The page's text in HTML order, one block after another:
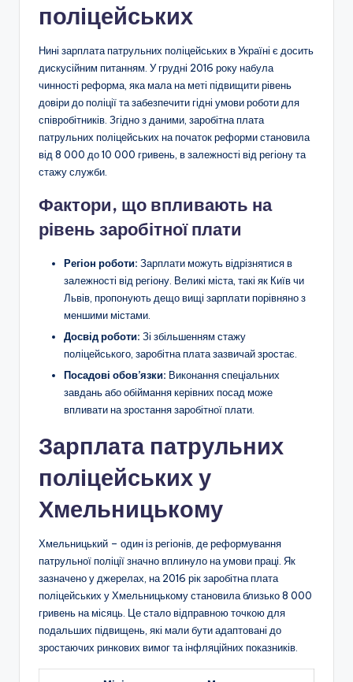
поліцейських
Нині зарплата патрульних поліцейських в Україні є досить
дискусійним питанням. У грудні 2016 року набула
чинності реформа, яка мала на меті підвищити рівень
довіри до поліції та забезпечити гідні умови роботи для
співробітників. Згідно з даними, заробітна плата
патрульних поліцейських на початок реформи становила
від 8 000 до 10 000 гривень, в залежності від регіону та
стажу служби.
Фактори, що впливають на
рівень заробітної плати
Регіон роботи: Зарплати можуть відрізнятися в
залежності від регіону. Великі міста, такі як Київ чи
Львів, пропонують дещо вищі зарплати порівняно з
меншими містами.
Досвід роботи: Зі збільшенням стажу
поліцейського, заробітна плата зазвичай зростає.
Посадові обов’язки: Виконання спеціальних
завдань або обіймання керівних посад може
впливати на зростання заробітної плати.
Зарплата патрульних
поліцейських у
Хмельницькому
Хмельницький – один із регіонів, де реформування
патрульної поліції значно вплинуло на умови праці. Як
зазначено у джерелах, на 2016 рік заробітна плата
поліцейських у Хмельницькому становила близько 8 000
гривень на місяць. Це стало відправною точкою для
подальших підвищень, які мали бути адаптовані до
зростаючих ринкових вимог та інфляційних показників.